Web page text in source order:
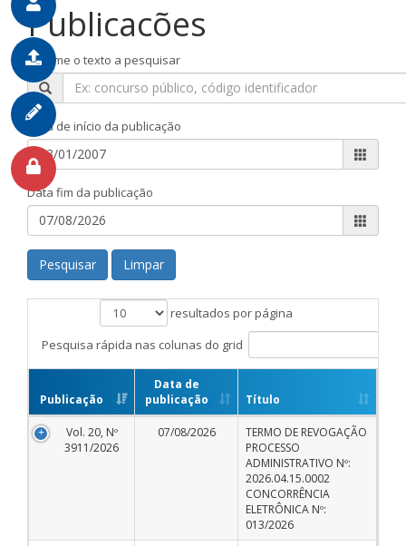
Publicacões
Informe o texto a pesquisar
Pesquisar
Data de início da publicação
Data fim da publicação
Pesquisar Limpar
resultados por página
Pesquisa rápida nas colunas do grid
Publicação
Data de
publicação
Título
Vol. 20, Nº
3911/2026
07/08/2026
TERMO DE REVOGAÇÃO
PROCESSO
ADMINISTRATIVO Nº:
2026.04.15.0002
CONCORRÊNCIA
ELETRÔNICA Nº:
013/2026